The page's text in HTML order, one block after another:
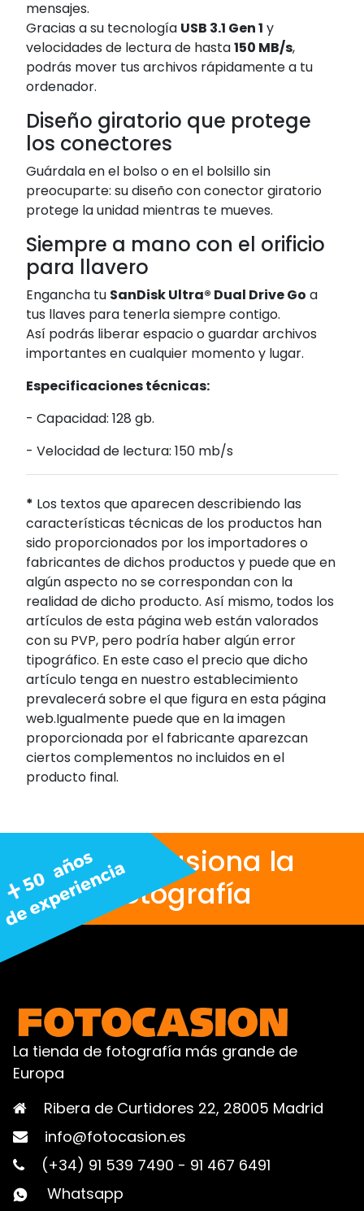
mensajes.
Gracias a su tecnología USB 3.1 Gen 1 y
velocidades de lectura de hasta150 MB/s,
podrás mover tus archivos rápidamente a tu
ordenador.
Diseño giratorio que protege
los conectores
Guárdala en el bolso o en el bolsillo sin
preocuparte: su diseño con conector giratorio
protege la unidad mientras te mueves.
Siempre a mano con el orificio
para llavero
Engancha tu SanDisk Ultra® Dual Drive Go a
tus llaves para tenerla siempre contigo.
Así podrás liberar espacio o guardar archivos
importantes en cualquier momento y lugar.
Especificaciones técnicas:
- Capacidad: 128 gb.
- Velocidad de lectura: 150 mb/s
* Los textos que aparecen describiendo las
características técnicas de los productos han
sido proporcionados por los importadores o
fabricantes de dichos productos y puede que en
algún aspecto no se correspondan con la
realidad de dicho producto. Así mismo, todos los
artículos de esta página web están valorados
con su PVP, pero podría haber algún error
tipográfico. En este caso el precio que dicho
artículo tenga en nuestro establecimiento
prevalecerá sobre el que figura en esta página
web.Igualmente puede que en la imagen
proporcionada por el fabricante aparezcan
ciertos complementos no incluidos en el
producto final.
Nos apasiona la
fotografía
La tienda de fotografía más grande de
Europa
Ribera de Curtidores 22, 28005 Madrid
info@fotocasion.es
(+34) 91 539 7490 - 91 467 6491
Whatsapp